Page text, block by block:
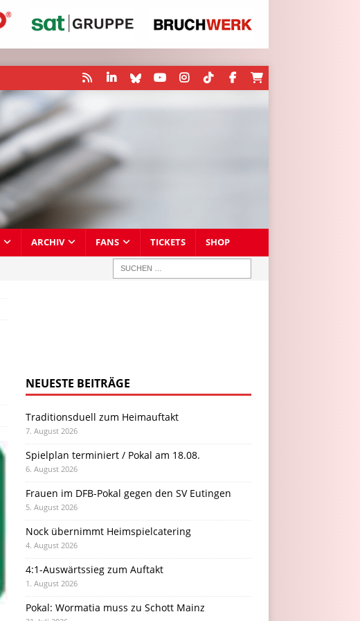
ARCHIV FANS TICKETS SHOP
NEUESTE BEITRÄGE
Traditionsduell zum Heimauftakt
7. August 2026
Spielplan terminiert / Pokal am 18.08.
6. August 2026
Frauen im DFB-Pokal gegen den SV Eutingen
5. August 2026
Nock übernimmt Heimspielcatering
4. August 2026
4:1-Auswärtssieg zum Auftakt
1. August 2026
Pokal: Wormatia muss zu Schott Mainz